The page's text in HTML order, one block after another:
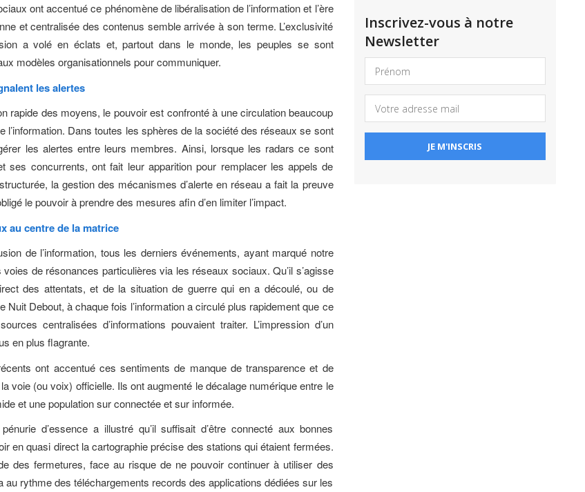
ont accentué ce phénomène de libéralisation de l’information et l’ère
et centralisée des contenus semble arrivée à son terme. L’exclusivité
a volé en éclats et, partout dans le monde, les peuples se sont
modèles organisationnels pour communiquer.
les alertes
rapide des moyens, le pouvoir est confronté à une circulation beaucoup
l’information. Dans toutes les sphères de la société des réseaux se sont
les alertes entre leurs membres. Ainsi, lorsque les radars ce sont
ses concurrents, ont fait leur apparition pour remplacer les appels de
la gestion des mécanismes d’alerte en réseau a fait la preuve
le pouvoir à prendre des mesures afin d’en limiter l’impact.
au centre de la matrice
de l’information, tous les derniers événements, ayant marqué notre
de résonances particulières via les réseaux sociaux. Qu’il s’agisse
des attentats, et de la situation de guerre qui en a découlé, ou de
Nuit Debout, à chaque fois l’information a circulé plus rapidement que ce
centralisées d’informations pouvaient traiter. L’impression d’un
en plus flagrante.
ont accentué ces sentiments de manque de transparence et de
voie (ou voix) officielle. Ils ont augmenté le décalage numérique entre le
et une population sur connectée et sur informée.
d’essence a illustré qu’il suffisait d’être connecté aux bonnes
en quasi direct la cartographie précise des stations qui étaient fermées.
des fermetures, face au risque de ne pouvoir continuer à utiliser des
au rythme des téléchargements records des applications dédiées sur les
Inscrivez-vous à notre
Newsletter